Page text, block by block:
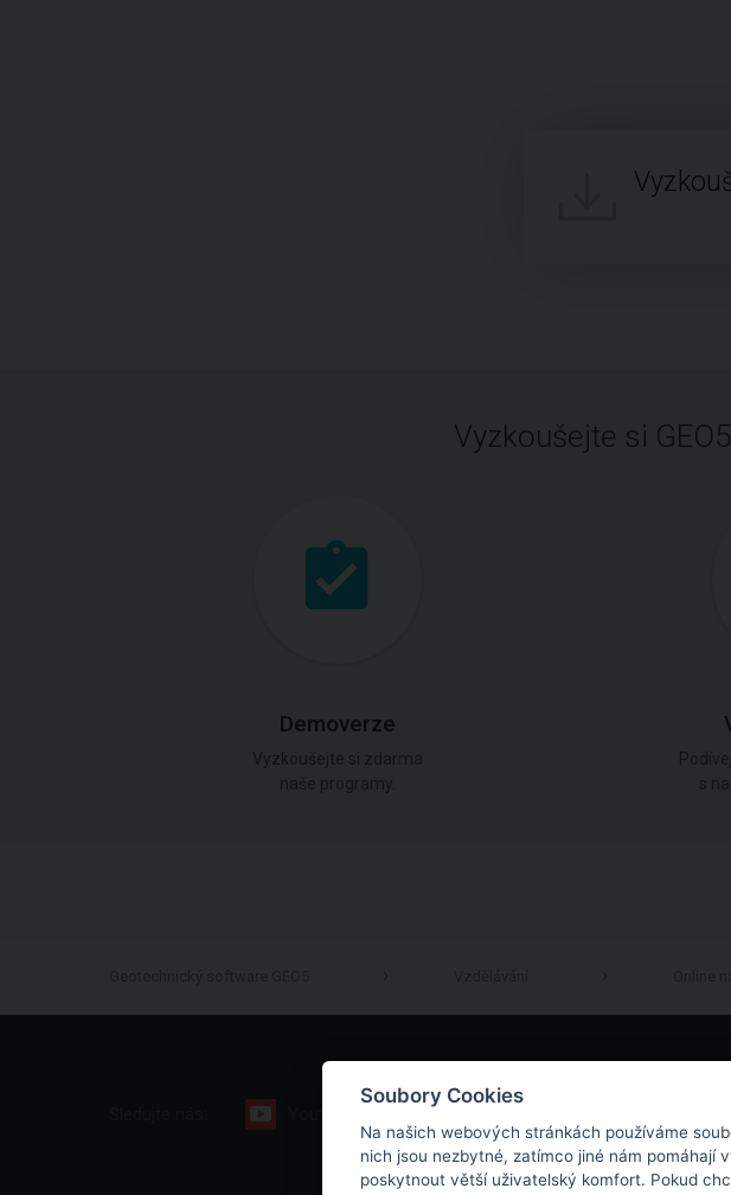
Vyzkoušejte si
Demoverze
Soubory Cookies
Na našich webových stránkách používáme
nich jsou nezbytné, zatímco jiné nám pomáhají
poskytnout větší uživatelský komfort. Pokud